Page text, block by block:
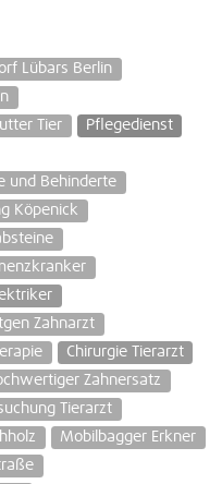
Lübars Berlin
Tier
Pflegedienst
und Behinderte
Köpenick
Zahnarzt
Chirurgie Tierarzt
Zahnersatz
Tierarzt
Mobilbagger Erkner